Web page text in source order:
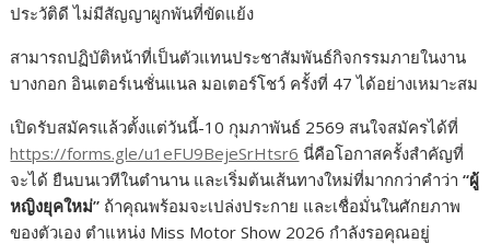
ประวัติดี ไม่มีสัญญาผูกพันที่ขัดแย้ง
สามารถปฏิบัติหน้าที่เป็นตัวแทนประชาสัมพันธ์กิจกรรมภายในงาน
บางกอก อินเตอร์เนชั่นแนล มอเตอร์โชว์ ครั้งที่ 47 ได้อย่างเหมาะสม
เปิดรับสมัครแล้วตั้งแต่วันนี้-10 กุมภาพันธ์ 2569 สนใจสมัครได้ที่
https://forms.gle/u1eFU9BejeSrHtsr6 นี่คือโอกาสครั้งสำคัญที่
จะได้ ยืนบนเวทีในตำนาน และเริ่มต้นเส้นทางใหม่ที่มากกว่าคำว่า“ผู้
หญิงยุคใหม่” ถ้าคุณพร้อมจะเปล่งประกาย และเชื่อมั่นในศักยภาพ
ของตัวเอง ตำแหน่ง Miss Motor Show 2026 กำลังรอคุณอยู่